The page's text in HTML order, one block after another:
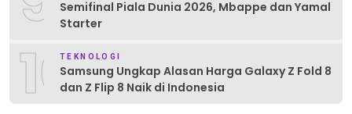
Semifinal Piala Dunia 2026, Mbappe dan Yamal
Starter
10TEKNOLOGI
Samsung Ungkap Alasan Harga Galaxy Z Fold 8
dan Z Flip 8 Naik di Indonesia